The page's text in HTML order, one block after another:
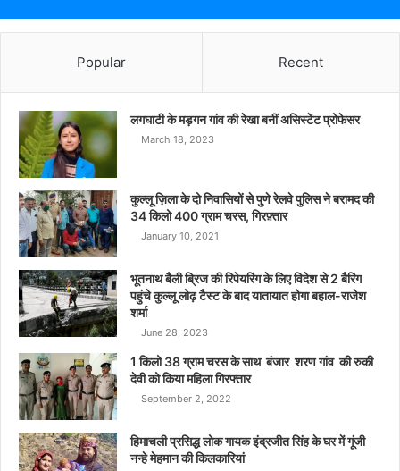
Popular Recent
लगघाटी के मड़गन गांव की रेखा बनीं असिस्टेंट प्रोफेसर
March 18, 2023
कुल्लू ज़िला के दो निवासियों से पुणे रेलवे पुलिस ने बरामद की
34 किलो 400 ग्राम चरस, गिरफ़्तार
January 10, 2021
भूतनाथ बैली ब्रिज की रिपेयरिंग के लिए विदेश से 2 बैरिंग
पहुंचे कुल्लू लोढ़ टैस्ट के बाद यातायात होगा बहाल-राजेश
शर्मा
June 28, 2023
1 किलो 38 ग्राम चरस के साथ बंजार शरण गांव की रुकी
देवी को किया महिला गिरफ्तार
September 2, 2022
हिमाचली प्रसिद्ध लोक गायक इंद्रजीत सिंह के घर में गूंजी
नन्हे मेहमान की किलकारियां